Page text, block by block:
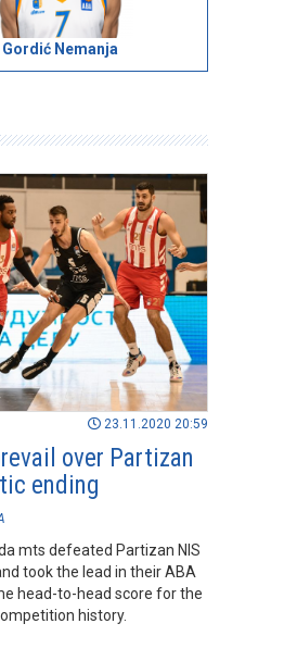
Gordić Nemanja
23.11.2020 20:59
over Partizan
ending
mts defeated Partizan NIS
took the lead in their ABA
head-to-head score for the
history.